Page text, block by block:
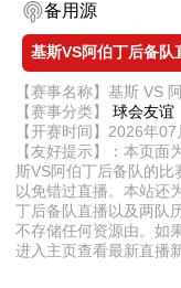
备用源
基斯VS阿伯丁后备队
【赛事名称】基斯 VS
【赛事分类】 球会友谊
【开赛时间】2026年
【友好提示】：本页
斯VS阿伯丁后备队的
以免错过直播。本站还
丁后备队直播以及两队
不存储任何资源由。如
进入主页查看最新直播